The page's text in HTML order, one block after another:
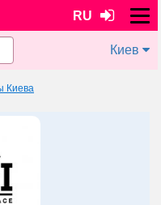
RU
Киев
Киева